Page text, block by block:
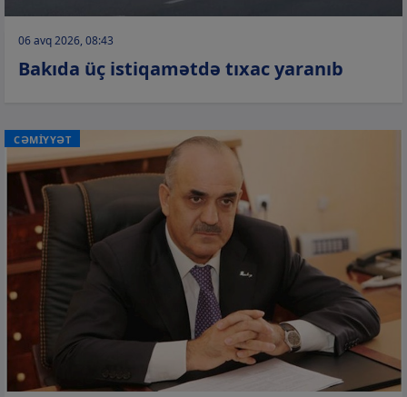
06 avq 2026, 08:43
Bakıda üç istiqamətdə tıxac yaranıb
CƏMİYYƏT